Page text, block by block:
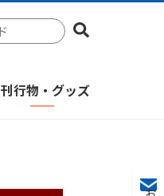
刊行物・グッズ